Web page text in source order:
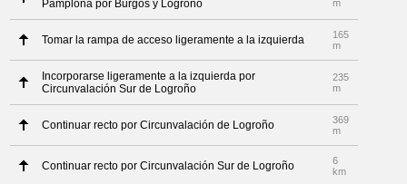
Pamplona por Burgos y Logroño
m
Tomar la rampa de acceso ligeramente a la izquierda
165
m
Incorporarse ligeramente a la izquierda por
Circunvalación Sur de Logroño
235
m
Continuar recto por Circunvalación de Logroño
369
m
Continuar recto por Circunvalación Sur de Logroño
6
km